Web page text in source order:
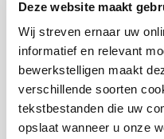
Deze website maakt
Wij streven ernaar uw
informatief en relevant
bewerkstelligen maakt
verschillende soorten
tekstbestanden die uw
opslaat wanneer u onze
Sint-Oedenrode